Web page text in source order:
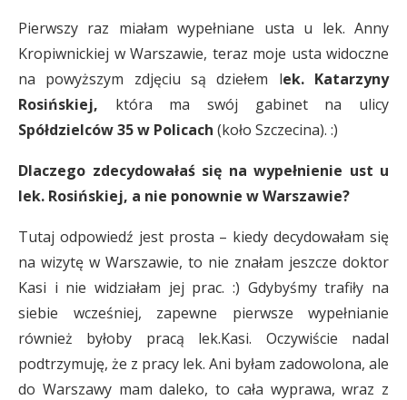
Pierwszy raz miałam wypełniane usta u lek. Anny
Kropiwnickiej w Warszawie, teraz moje usta widoczne
na powyższym zdjęciu są dziełem lek. Katarzyny
Rosińskiej, która ma swój gabinet na ulicy
Spółdzielców 35 w Policach (koło Szczecina). :)
Dlaczego zdecydowałaś się na wypełnienie ust u
lek. Rosińskiej, a nie ponownie w Warszawie?
Tutaj odpowiedź jest prosta – kiedy decydowałam się
na wizytę w Warszawie, to nie znałam jeszcze doktor
Kasi i nie widziałam jej prac. :) Gdybyśmy trafiły na
siebie wcześniej, zapewne pierwsze wypełnianie
również byłoby pracą lek.Kasi. Oczywiście nadal
podtrzymuję, że z pracy lek. Ani byłam zadowolona, ale
do Warszawy mam daleko, to cała wyprawa, wraz z